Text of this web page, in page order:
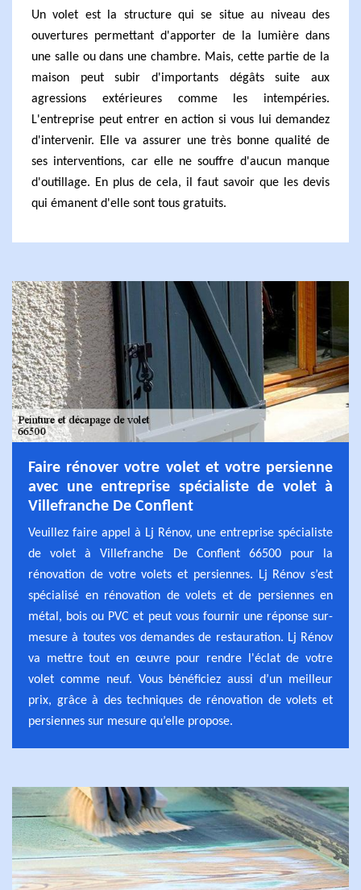
Un volet est la structure qui se situe au niveau des
ouvertures permettant d'apporter de la lumière dans
une salle ou dans une chambre. Mais, cette partie de la
maison peut subir d'importants dégâts suite aux
agressions extérieures comme les intempéries.
L'entreprise peut entrer en action si vous lui demandez
d'intervenir. Elle va assurer une très bonne qualité de
ses interventions, car elle ne souffre d'aucun manque
d'outillage. En plus de cela, il faut savoir que les devis
qui émanent d'elle sont tous gratuits.
Faire rénover votre volet et votre persienne
avec une entreprise spécialiste de volet à
Villefranche De Conflent
Veuillez faire appel à Lj Rénov, une entreprise spécialiste
de volet à Villefranche De Conflent 66500 pour la
rénovation de votre volets et persiennes. Lj Rénov s’est
spécialisé en rénovation de volets et de persiennes en
métal, bois ou PVC et peut vous fournir une réponse sur-
mesure à toutes vos demandes de restauration. Lj Rénov
va mettre tout en œuvre pour rendre l'éclat de votre
volet comme neuf. Vous bénéficiez aussi d’un meilleur
prix, grâce à des techniques de rénovation de volets et
persiennes sur mesure qu’elle propose.